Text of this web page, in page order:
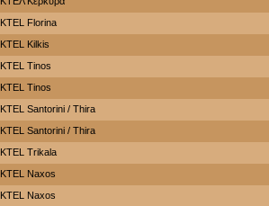
KTEL Florina
KTEL Kilkis
KTEL Tinos
KTEL Tinos
KTEL Santorini / Thira
KTEL Santorini / Thira
ΚΤΕL Τrikala
KTEL Naxos
KTEL Naxos